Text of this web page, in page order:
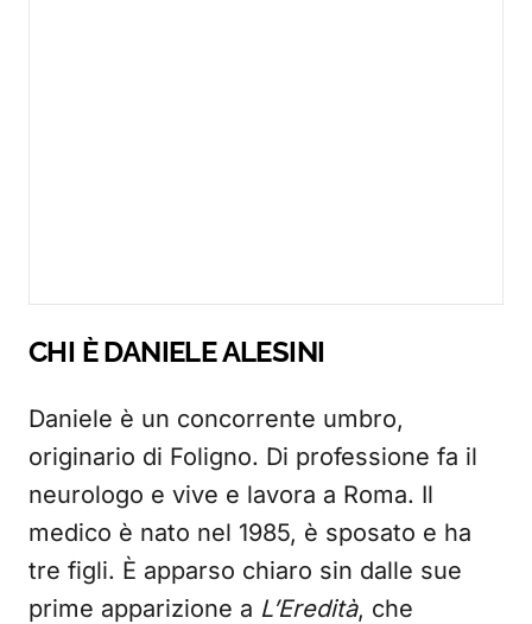
CHI È DANIELE ALESINI
Daniele è un concorrente umbro,
originario di Foligno. Di professione fa il
neurologo e vive e lavora a Roma. Il
medico è nato nel 1985, è sposato e ha
tre figli. È apparso chiaro sin dalle sue
prime apparizione a L’Eredità, che